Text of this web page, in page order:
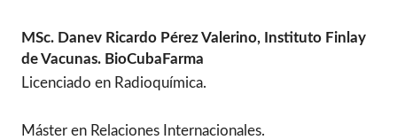
MSc. Danev Ricardo Pérez Valerino,
Instituto Finlay
de Vacunas. BioCubaFarma
Licenciado en Radioquímica.
Máster en Relaciones Internacionales.